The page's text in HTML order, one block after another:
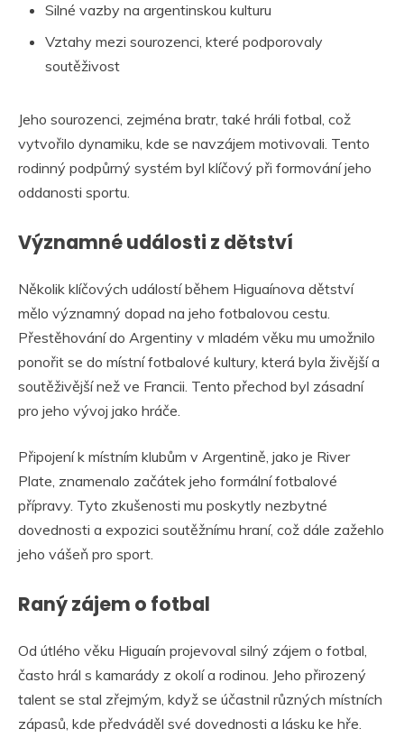
Silné vazby na argentinskou kulturu
Vztahy mezi sourozenci, které podporovaly
soutěživost
Jeho sourozenci, zejména bratr, také hráli fotbal, což
vytvořilo dynamiku, kde se navzájem motivovali. Tento
rodinný podpůrný systém byl klíčový při formování jeho
oddanosti sportu.
Významné události z dětství
Několik klíčových událostí během Higuaínova dětství
mělo významný dopad na jeho fotbalovou cestu.
Přestěhování do Argentiny v mladém věku mu umožnilo
ponořit se do místní fotbalové kultury, která byla živější a
soutěživější než ve Francii. Tento přechod byl zásadní
pro jeho vývoj jako hráče.
Připojení k místním klubům v Argentině, jako je River
Plate, znamenalo začátek jeho formální fotbalové
přípravy. Tyto zkušenosti mu poskytly nezbytné
dovednosti a expozici soutěžnímu hraní, což dále zažehlo
jeho vášeň pro sport.
Raný zájem o fotbal
Od útlého věku Higuaín projevoval silný zájem o fotbal,
často hrál s kamarády z okolí a rodinou. Jeho přirozený
talent se stal zřejmým, když se účastnil různých místních
zápasů, kde předváděl své dovednosti a lásku ke hře.